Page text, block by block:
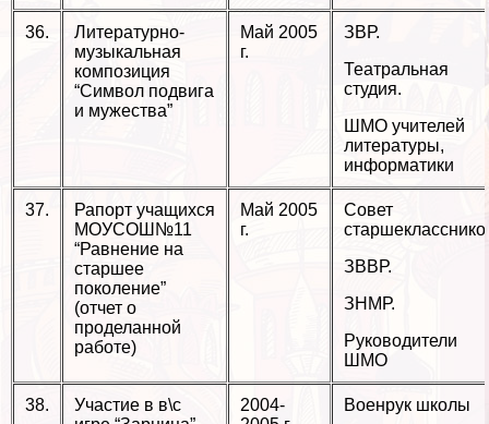
36.
Литературно-
музыкальная
композиция
“Символ подвига
и мужества”
Май 2005
г.
ЗВР.
Театральная
студия.
ШМО учителей
литературы,
информатики
37.
Рапорт учащихся
МОУСОШ№11
“Равнение на
старшее
поколение”
(отчет о
проделанной
работе)
Май 2005
г.
Совет
ЗВВР.
ЗНМР.
Руководители
ШМО
38.
Участие в в\с
2004-
Военрук школы